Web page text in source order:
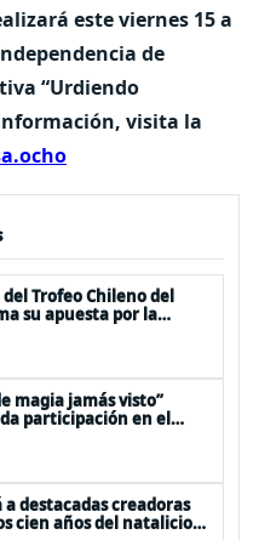
este viernes 15 a
de
“Urdiendo
visita la
Trofeo Chileno del
su apuesta por la
del instrumento en
magia jamás visto”
participación en el
2026
destacadas creadoras
cien años del natalicio